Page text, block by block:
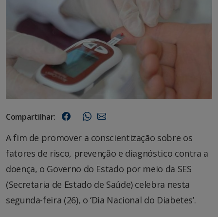
Compartilhar:
A fim de promover a conscientização sobre os
fatores de risco, prevenção e diagnóstico contra a
doença, o Governo do Estado por meio da SES
(Secretaria de Estado de Saúde) celebra nesta
segunda-feira (26), o ‘Dia Nacional do Diabetes’.